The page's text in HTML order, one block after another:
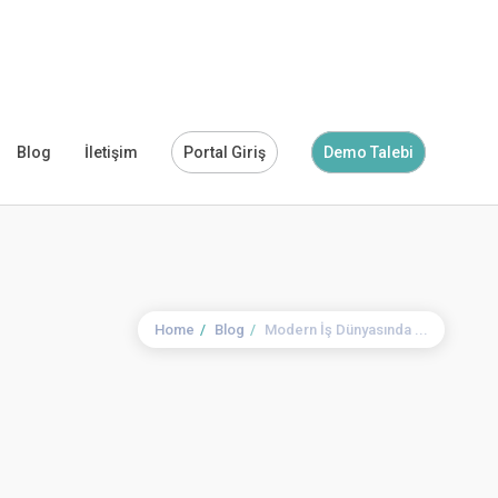
Blog İletişim Portal Giriş Demo Talebi
Home Blog Modern İş Dünyasında ...